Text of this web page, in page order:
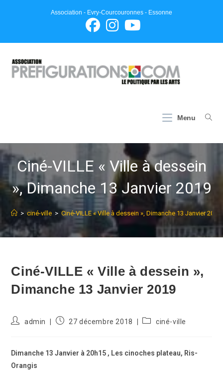
Association - Evry-Courcouronnes - Essonne
Menu
Ciné-VILLE « Ville à dessein
», Dimanche 13 Janvier 2019
> ciné-ville > Ciné-VILLE « Ville à dessein », Dimanche 13 Janvier 2019
Ciné-VILLE « Ville à dessein »,
Dimanche 13 Janvier 2019
Auteur/autrice
publication :
admin
Publication
27 décembre 2018
Postciné-ville
Dimanche 13 Janvier à 20h15 , Les cinoches plateau, Ris-
Orangis